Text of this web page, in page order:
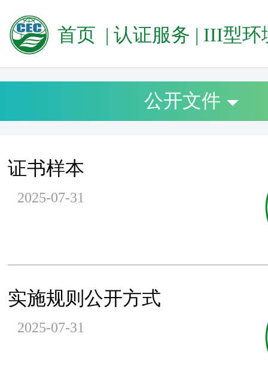
首页 | 认证服务 | III型环境声明（
公开文件
证书样本
2025-07-31
实施规则公开方式
2025-07-31